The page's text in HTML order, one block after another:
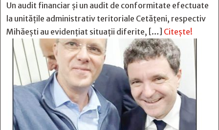
Un audit financiar și un audit de conformitate efectuate
la unitățile administrativ teritoriale Cetățeni, respectiv
Mihăești au evidențiat situații diferite, […] Citește!